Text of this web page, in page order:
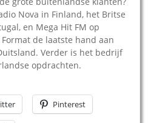
Nova in Finland, het Britse
en Mega Hit FM op
de laatste hand aan
Verder is het bedrijf
opdrachten.
Pinterest